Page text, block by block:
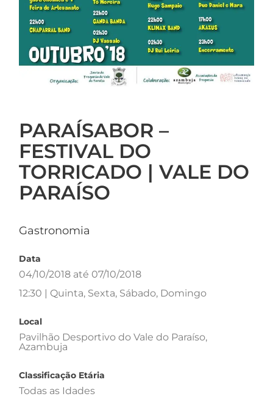
PARAÍSABOR –
FESTIVAL DO
TORRICADO | VALE DO
PARAÍSO
Gastronomia
Data
04/10/2018 até 07/10/2018
12:30 | Quinta, Sexta, Sábado, Domingo
Local
Pavilhão Desportivo do Vale do Paraíso,
Azambuja
Classificação Etária
Todas as Idades